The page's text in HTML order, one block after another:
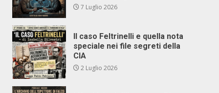
7 Luglio 2026
Il caso Feltrinelli e quella nota
speciale nei file segreti della
CIA
2 Luglio 2026